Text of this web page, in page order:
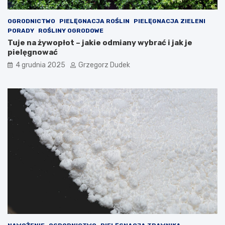
ę
OGRODNICTWO PIELĘGNACJA ROŚLIN
PIELĘGNACJA ZIELENI
PORADY
ROŚLINY OGRODOWE
Tuje na żywopłot – jakie odmiany wybrać i jak je
pielęgnować
4 grudnia 2025 Grzegorz Dudek